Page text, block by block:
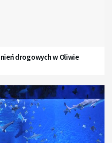
drogowych w Oliwie